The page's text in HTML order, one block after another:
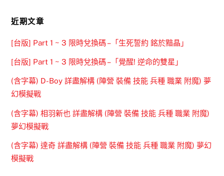
近期文章
[台版] Part 1 ~ 3 限時兌換碼 –「生死誓約 銘於黯晶」
[台版] Part 1 ~ 3 限時兌換碼 –「覺醒! 逆命的雙星」
(含字幕) D-Boy 詳盡解構 (陣營 裝備 技能 兵種 職業 附魔) 夢
幻模擬戰
(含字幕) 相羽新也 詳盡解構 (陣營 裝備 技能 兵種 職業 附魔)
夢幻模擬戰
(含字幕) 達奇 詳盡解構 (陣營 裝備 技能 兵種 職業 附魔) 夢幻
模擬戰